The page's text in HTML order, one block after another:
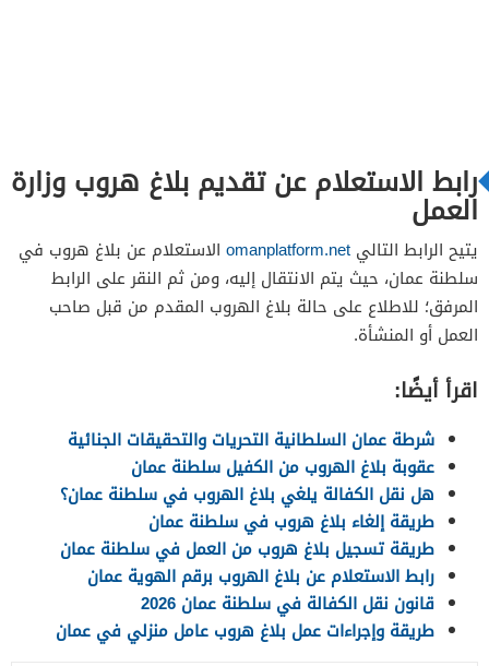
رابط الاستعلام عن تقديم بلاغ هروب وزارة
العمل
يتيح الرابط التالي omanplatform.net الاستعلام عن بلاغ هروب في
سلطنة عمان، حيث يتم الانتقال إليه، ومن ثم النقر على الرابط
المرفق؛ للاطلاع على حالة بلاغ الهروب المقدم من قبل صاحب
العمل أو المنشأة.
اقرأ أيضًا:
شرطة عمان السلطانية التحريات والتحقيقات الجنائية
عقوبة بلاغ الهروب من الكفيل سلطنة عمان
هل نقل الكفالة يلغي بلاغ الهروب في سلطنة عمان؟
طريقة إلغاء بلاغ هروب في سلطنة عمان
طريقة تسجيل بلاغ هروب من العمل في سلطنة عمان
رابط الاستعلام عن بلاغ الهروب برقم الهوية عمان
قانون نقل الكفالة في سلطنة عمان 2026
طريقة وإجراءات عمل بلاغ هروب عامل منزلي في عمان